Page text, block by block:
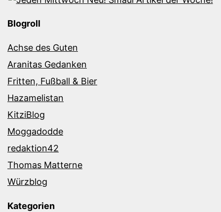
Blogroll
Achse des Guten
Aranitas Gedanken
Fritten, Fußball & Bier
Hazamelistan
KitziBlog
Moggadodde
redaktion42
Thomas Matterne
Würzblog
Kategorien